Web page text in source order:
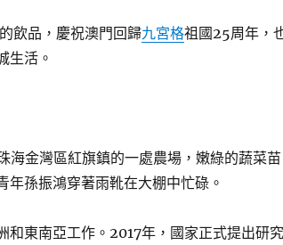
飲品，慶祝澳門回歸九宮格祖國25周年，
生活。
海金灣區紅旗鎮的一處農場，嫩綠的蔬菜苗
年孫振鴻穿著雨靴在大棚中忙碌。
和東南亞工作。2017年，國家正式提出研究